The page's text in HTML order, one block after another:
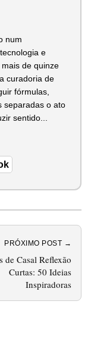
num
e
de quinze
curadoria de
fórmulas,
separadas o ato
sentido...
PRÓXIMO POST →
de Casal Reflexão
Curtas: 50 Ideias
Inspiradoras